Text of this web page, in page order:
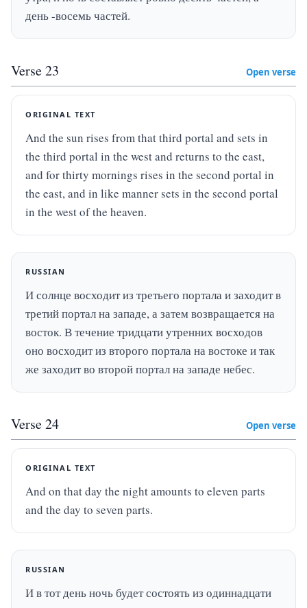
день -восемь частей.
Verse23 Open verse
ORIGINAL TEXT
And the sun rises from that third portal and sets in
the third portal in the west and returns to the east,
and for thirty mornings rises in the second portal in
the east, and in like manner sets in the second portal
in the west of the heaven.
RUSSIAN
И солнце восходит из третьего портала и заходит в
третий портал на западе, а затем возвращается на
восток. В течение тридцати утренних восходов
оно восходит из второго портала на востоке и так
же заходит во второй портал на западе небес.
Verse24 Open verse
ORIGINAL TEXT
And on that day the night amounts to eleven parts
and the day to seven parts.
RUSSIAN
И в тот день ночь будет состоять из одиннадцати